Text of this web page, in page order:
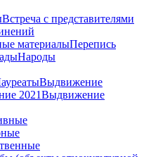
Встреча с представителями
материалыПерепись
Народы
Выдвижение
2021Выдвижение